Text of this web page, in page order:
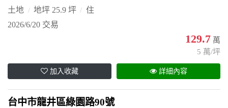
土地 地坪 25.9 坪
住
2026/6/20 交易
129.7 萬
5 萬/坪
加入收藏 詳細內容
台中市龍井區綠園路90號